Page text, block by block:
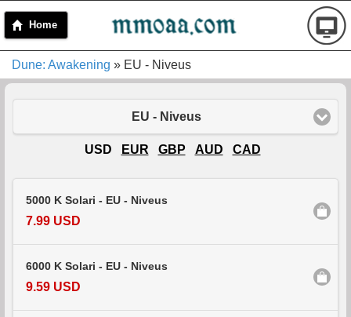
Home
Dune: Awakening » EU - Niveus
EU - Niveus
USD EUR GBP AUD CAD
5000 K Solari - EU - Niveus
7.99 USD
6000 K Solari - EU - Niveus
9.59 USD